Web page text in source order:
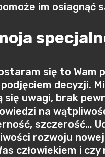
im osiagnąć
się to Wam
decyzji.
uwagi, brak
na
szczerość…
rozwoju
człowiekiem i